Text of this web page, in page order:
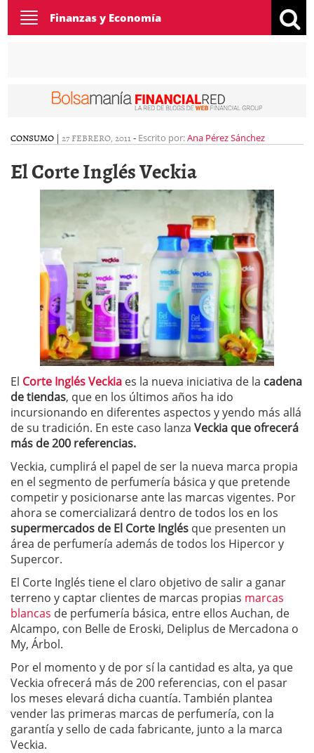
Toggle
navigation
Finanzas y Economía
CONSUMO | 27 FEBRERO, 2011 - Escrito por:Ana Pérez Sánchez
El Corte Inglés Veckia
El Corte Inglés Veckia es la nueva iniciativa de la cadena
de tiendas, que en los últimos años ha ido
incursionando en diferentes aspectos y yendo más allá
de su tradición. En este caso lanza Veckia que ofrecerá
más de 200 referencias.
Veckia, cumplirá el papel de ser la nueva marca propia
en el segmento de perfumería básica y que pretende
competir y posicionarse ante las marcas vigentes. Por
ahora se comercializará dentro de todos los en los
supermercados de El Corte Inglés que presenten un
área de perfumería además de todos los Hipercor y
Supercor.
El Corte Inglés tiene el claro objetivo de salir a ganar
terreno y captar clientes de marcas propias marcas
blancas de perfumería básica, entre ellos Auchan, de
Alcampo, con Belle de Eroski, Deliplus de Mercadona o
My, Árbol.
Por el momento y de por sí la cantidad es alta, ya que
Veckia ofrecerá más de 200 referencias, con el pasar
los meses elevará dicha cuantía. También plantea
vender las primeras marcas de perfumería, con la
garantía y sello de cada fabricante, junto a la marca
Veckia.